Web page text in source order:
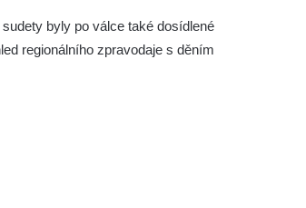
byly po válce také dosídlené
regionálního zpravodaje s děním